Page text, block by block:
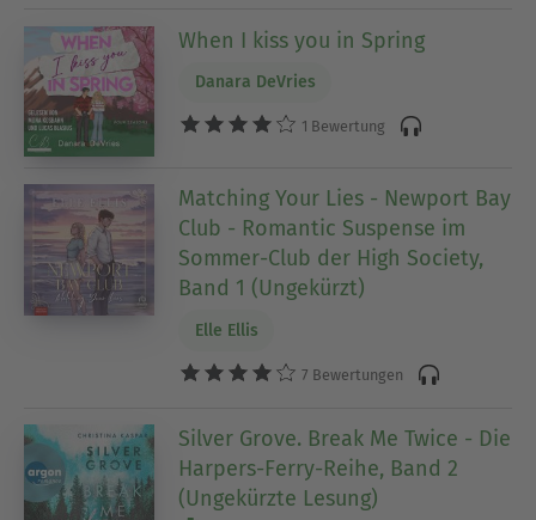
When I kiss you in Spring
Danara DeVries
1 Bewertung
Matching Your Lies - Newport Bay
Club - Romantic Suspense im
Sommer-Club der High Society,
Band 1 (Ungekürzt)
Elle Ellis
7 Bewertungen
Silver Grove. Break Me Twice - Die
Harpers-Ferry-Reihe, Band 2
(Ungekürzte Lesung)